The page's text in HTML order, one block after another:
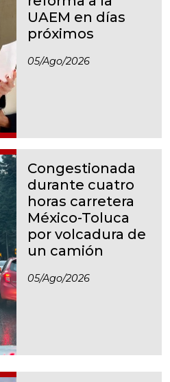
UAEM en días
próximos
05/ago/2026
Congestionada
durante cuatro
horas carretera
México-Toluca
por volcadura de
un camión
05/ago/2026